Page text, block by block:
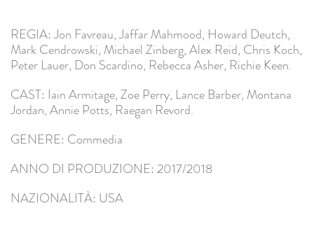
REGIA: Jon Favreau, Jaffar Mahmood, Howard Deutch,
Mark Cendrowski, Michael Zinberg, Alex Reid, Chris Koch,
Peter Lauer, Don Scardino, Rebecca Asher, Richie Keen.
CAST: Iain Armitage, Zoe Perry, Lance Barber, Montana
Jordan, Annie Potts, Raegan Revord.
GENERE: Commedia
ANNO DI PRODUZIONE: 2017/2018
NAZIONALITÀ: USA